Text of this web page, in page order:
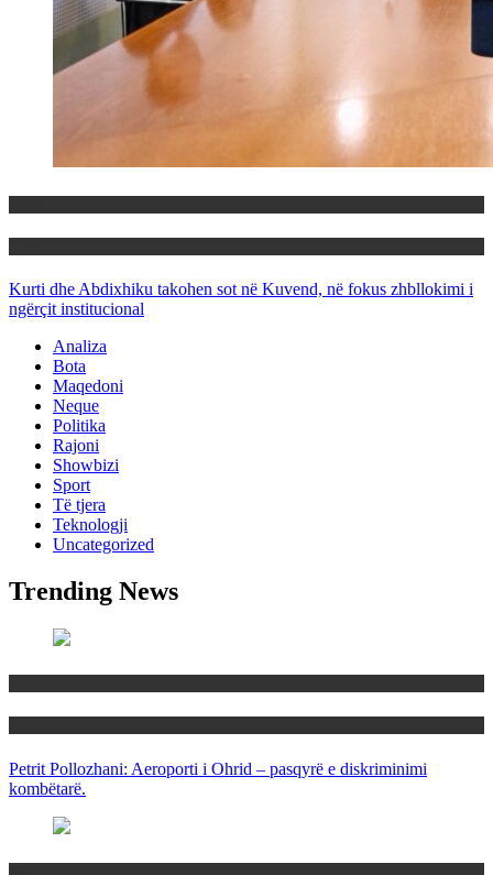
Kurti dhe Abdixhiku takohen sot në Kuvend, në fokus zhbllokimi i
ngërçit institucional
Analiza
Bota
Maqedoni
Neque
Politika
Rajoni
Showbizi
Sport
Të tjera
Teknologji
Uncategorized
Trending News
Petrit Pollozhani: Aeroporti i Ohrid – pasqyrë e diskriminimi
kombëtarë.